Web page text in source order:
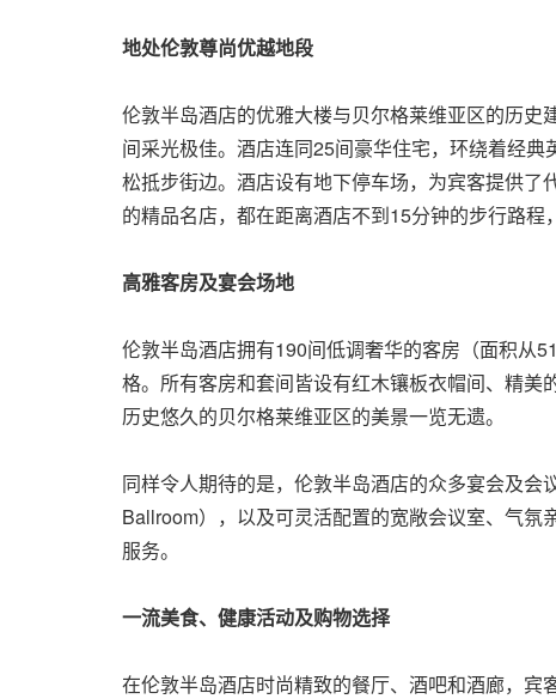
地处伦敦尊尚优越地段
伦敦半岛酒店的优雅大楼与贝尔格莱维亚区的历史
间采光极佳。酒店连同25间豪华住宅，环绕着经
松抵步街边。酒店设有地下停车场，为宾客提供
的精品名店，都在距离酒店不到15分钟的步行路程
高雅客房及宴会场地
伦敦半岛酒店拥有190间低调奢华的客房（面积从
格。所有客房和套间皆设有红木镶板衣帽间、精
历史悠久的贝尔格莱维亚区的美景一览无遗。
同样令人期待的是，伦敦半岛酒店的众多宴会及
Ballroom），以及可灵活配置的宽敞会议室、气
服务。
一流美食、健康活动及购物选择
在伦敦半岛酒店时尚精致的餐厅、酒吧和酒廊，